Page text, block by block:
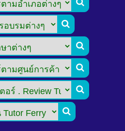





